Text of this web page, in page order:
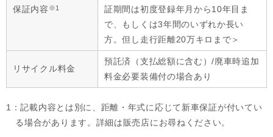
保証内容 ※1
証期間は初度登録年月から10年目ま
で、もしくは3年間のいずれか長い
方。但し走行距離20万キロまで＞
リサイクル料金
預託済（支払総額に含む）/廃車時追加
料金必要装備付の場合あり
1：記載内容とは別に、距離・年式に応じて新車保証が付いてい
る場合があります。詳細は販売店にお尋ねください。